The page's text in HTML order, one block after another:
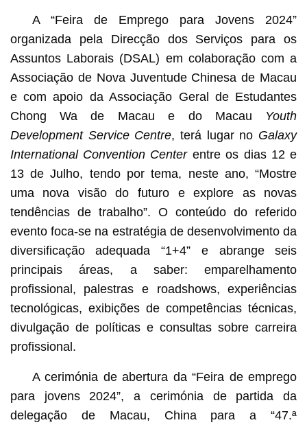
A “Feira de Emprego para Jovens 2024”
organizada pela Direcção dos Serviços para os
Assuntos Laborais (DSAL) em colaboração com a
Associação de Nova Juventude Chinesa de Macau
e com apoio da Associação Geral de Estudantes
Chong Wa de Macau e do Macau Youth
Development Service Centre, terá lugar no Galaxy
International Convention Centerentre os dias 12 e
13 de Julho, tendo por tema, neste ano, “Mostre
uma nova visão do futuro e explore as novas
tendências de trabalho”. O conteúdo do referido
evento foca-se na estratégia de desenvolvimento da
diversificação adequada “1+4” e abrange seis
principais áreas, a saber: emparelhamento
profissional, palestras e roadshows, experiências
tecnológicas, exibições de competências técnicas,
divulgação de políticas e consultas sobre carreira
profissional.
A cerimónia de abertura da “Feira de emprego
para jovens 2024”, a cerimónia de partida da
delegação de Macau, China para a “47.ª